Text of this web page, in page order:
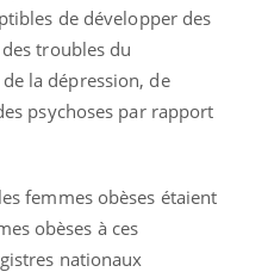
de développer des
troubles du
la dépression, de
psychoses par rapport
femmes obèses étaient
obèses à ces
nationaux